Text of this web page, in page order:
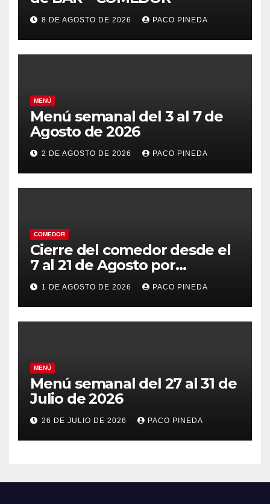
8 DE AGOSTO DE 2026 PACO PINEDA
MENÚ
Menú semanal del 3 al 7 de
Agosto de 2026
2 DE AGOSTO DE 2026 PACO PINEDA
COMEDOR
Cierre del comedor desde el
7 al 21 de Agosto por
vacaciones
1 DE AGOSTO DE 2026 PACO PINEDA
MENÚ
Menú semanal del 27 al 31 de
Julio de 2026
26 DE JULIO DE 2026 PACO PINEDA